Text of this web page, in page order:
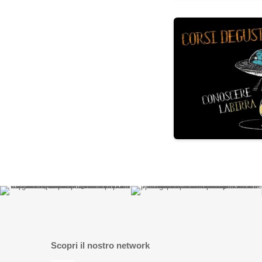
Scopri il nostro network